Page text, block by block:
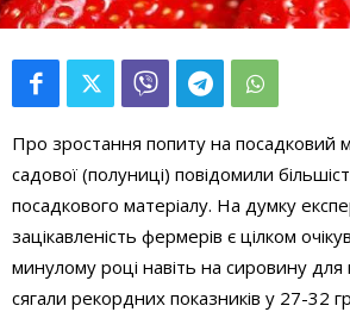
Про зростання попиту на посадковий
садової (полуниці) повідомили
посадкового матеріалу. На думку
зацікавленість фермерів є цілком
минулому році навіть на сировину для
сягали рекордних показників у 27-32